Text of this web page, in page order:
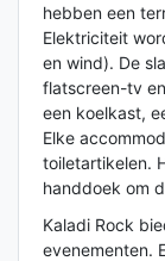
hebben een
Elektriciteit
en wind). De
flatscreen-tv
een koelkast,
Elke
toiletartikelen.
handdoek om
Kaladi Rock
evenementen.